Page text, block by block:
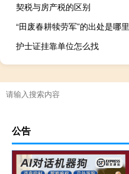
契税与房产税的区别
“田废春耕犊劳军”的出处是哪里
护士证挂靠单位怎么找
“田园归晚”的出处是哪里
公告